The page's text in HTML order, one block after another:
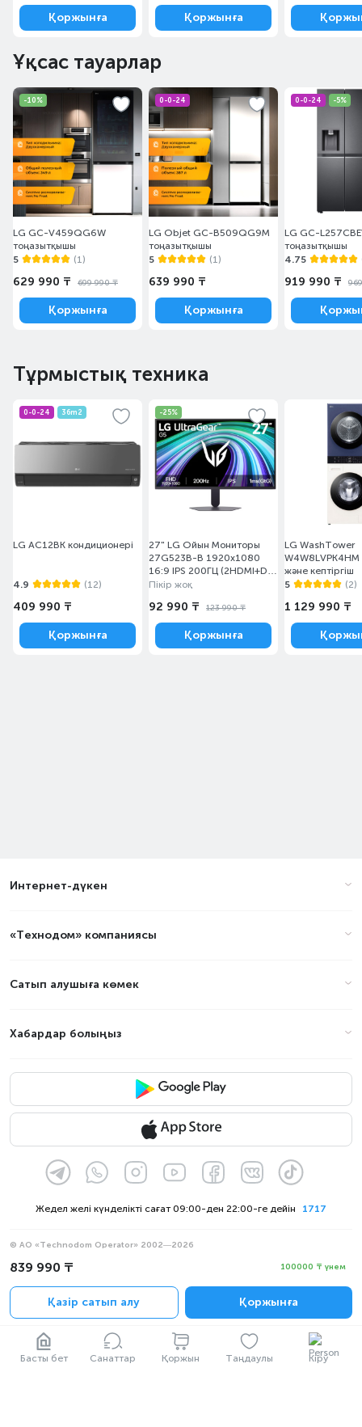
Басты бет Санаттар Қоржын Таңдаулы Кіру
Қоржынға Қоржынға
Ұқсас тауарлар
-10%
LG GC-V459QG6W
тоңазытқышы
5
(1)
629 990 ₸ 699 990 ₸
Қоржынға
0-0-24
LG Objet GC-B509QG9M
тоңазытқышы
5
(1)
639 990 ₸
Қоржынға
0-0-24 -5%
LG GC-
тоңазытқышы
4.75
919 990 ₸
Тұрмыстық техника
0-0-24 36m2
LG AC12BK кондиционері
4.9 (12)
409 990 ₸
Қоржынға
-25%
27" LG Ойын Мониторы
27G523B-B 1920x1080
16:9 IPS 200ГЦ (2HDMI+DP)
Black
Пікір жоқ
92 990 ₸ 123 990 ₸
Қоржынға
LG WashTower
W4W8LVPK4HM
және кептіргіш
5
(2)
1 129 990 ₸
839 990 ₸ 100000 ₸ үнем
Қазір сатып алу Қоржынға
Интернет-дүкен
«Технодом» компаниясы
Сатып алушыға көмек
Хабардар болыңыз
1717
Жедел желі күнделікті сағат 09:00-ден 22:00-ге дейін
© АО «Technodom Operator» 2002—2026
Біз қабылдаймыз:
Құпиялылық саясаты